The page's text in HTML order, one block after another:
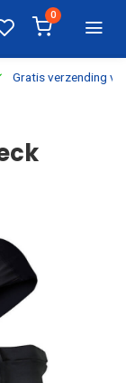
0
Gratis verzending